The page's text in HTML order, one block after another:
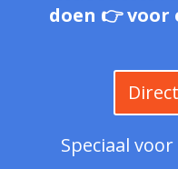
doen 👉 voor
Speciaal